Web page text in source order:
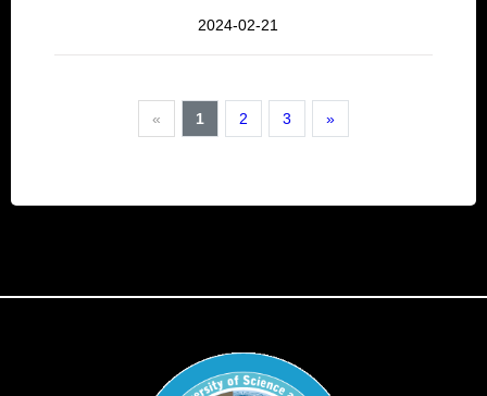
2024-02-21
« 1 2 3 »